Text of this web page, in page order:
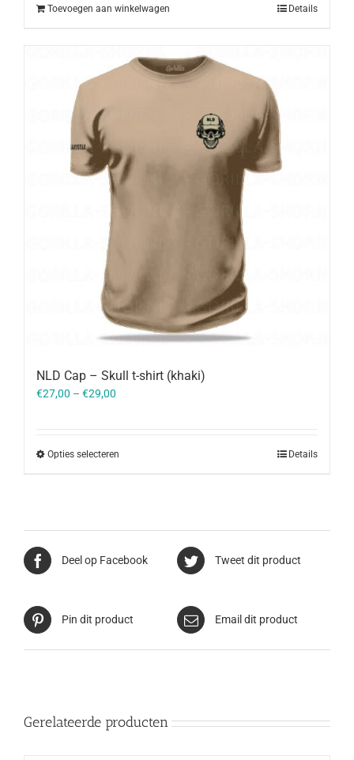
Toevoegen aan winkelwagen Details
NLD Cap – Skull t-shirt (khaki)
€27,00 – €29,00
Opties selecteren Details
Deel op Facebook Tweet dit product
Pin dit product Email dit product
Gerelateerde producten